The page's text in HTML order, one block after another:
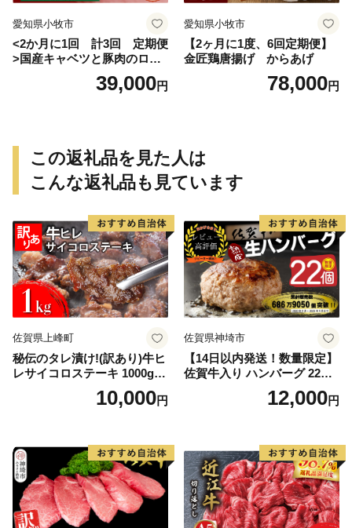
愛知県小牧市
<2か月に1回 計3回 定期便
>国産キャベツと豚肉のロー
ルキャベツ（4P入り）
39,000円
愛知県小牧市
【2ヶ月に1度、6回定期便】
金匠鶏唐揚げ からあげ
78,000円
この返礼品を見た人は
こんな返礼品も見ています
佐賀県上峰町
秘伝のタレ漬け!(訳あり)牛ヒ
レサイコロステーキ 1000g
10,000円
佐賀県神埼市
【14日以内発送！数量限定】
佐賀牛入り ハンバーグ 22個
2.6kg(120g×22個)【佐賀牛
黒毛和牛 ブランド牛 九州 ハ
気】(H083106)
12,000円